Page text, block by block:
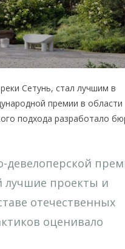
Сетунь, стал лучшим в
премии в области
подхода разработало
девелоперской
лучшие проекты и
отечественных
оценивало